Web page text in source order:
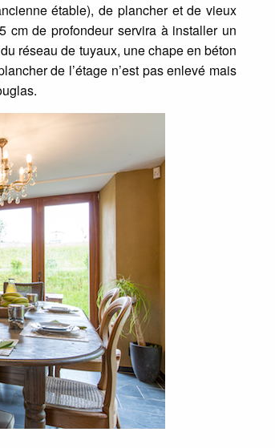
étable), de plancher et de vieux
cm de profondeur servira à installer un
réseau de tuyaux, une chape en béton
de l’étage n’est pas enlevé mais